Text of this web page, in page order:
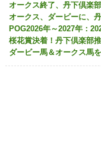
オークス終了、丹下倶楽
オークス、ダービーに、
POG2026年～2027年：
桜花賞決着！丹下倶楽部
ダービー馬＆オークス馬